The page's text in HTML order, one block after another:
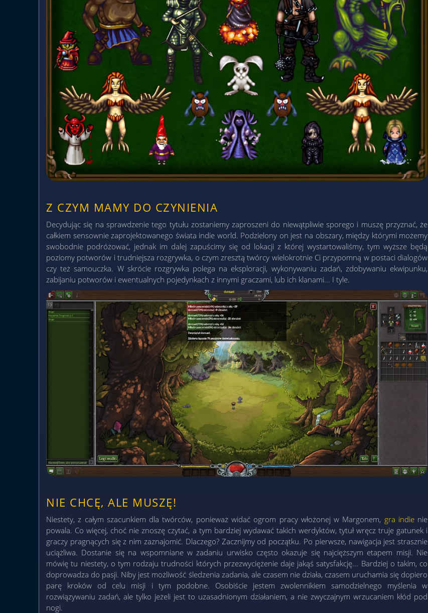
Z CZYM MAMY DO CZYNIENIA
Decydując się na sprawdzenie tego tytułu zostaniemy zaproszeni do niewątpliwie sporego i muszę przyznać, że
całkiem sensownie zaprojektowanego świata indie world. Podzielony on jest na obszary, między którymi możemy
swobodnie podróżować, jednak im dalej zapuścimy się od lokacji z której wystartowaliśmy, tym wyższe będą
poziomy potworów i trudniejsza rozgrywka, o czym zresztą twórcy wielokrotnie Ci przypomną w postaci dialogów
czy też samouczka. W skrócie rozgrywka polega na eksploracji, wykonywaniu zadań, zdobywaniu ekwipunku,
zabijaniu potworów i ewentualnych pojedynkach z innymi graczami, lub ich klanami... I tyle.
NIE CHCĘ, ALE MUSZĘ!
Niestety, z całym szacunkiem dla twórców, ponieważ widać ogrom pracy włożonej w Margonem, gra indienie
powala. Co więcej, choć nie znoszę czytać, a tym bardziej wydawać takich werdyktów, tytuł wręcz truje gatunek i
graczy pragnących się z nim zaznajomić. Dlaczego? Zacznijmy od początku. Po pierwsze, nawigacja jest strasznie
uciążliwa. Dostanie się na wspomniane w zadaniu urwisko często okazuje się najcięższym etapem misji. Nie
mówię tu niestety, o tym rodzaju trudności których przezwyciężenie daje jakąś satysfakcję... Bardziej o takim, co
doprowadza do pasji. Niby jest możliwość śledzenia zadania, ale czasem nie działa, czasem uruchamia się dopiero
parę kroków od celu misji i tym podobne. Osobiście jestem zwolennikiem samodzielnego myślenia w
rozwiązywaniu zadań, ale tylko jeżeli jest to uzasadnionym działaniem, a nie zwyczajnym wrzucaniem kłód pod
nogi.